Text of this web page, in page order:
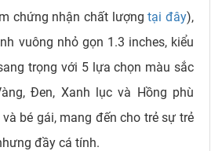
chứng nhận chất lượngtại đây),
vuông nhỏ gọn 1.3 inches, kiểu
trọng với 5 lựa chọn màu sắc
Đen, Xanh lục và Hồng phù
bé gái, mang đến cho trẻ sự trẻ
đầy cá tính.